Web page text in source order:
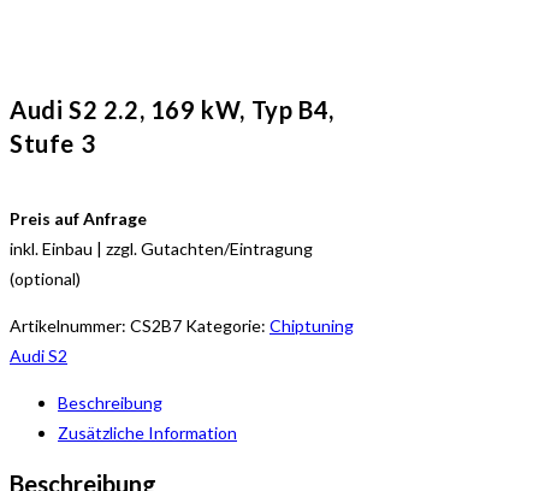
Audi S2 2.2, 169 kW, Typ B4,
Stufe 3
Preis auf Anfrage
inkl. Einbau | zzgl. Gutachten/Eintragung
(optional)
Artikelnummer: CS2B7 Kategorie: Chiptuning
Audi S2
Beschreibung
Zusätzliche Information
Beschreibung